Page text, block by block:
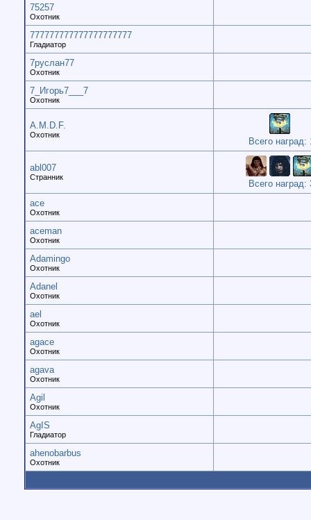
75257
Охотник
777777777777777777777
Гладиатор
7руслан77
Охотник
7_Игорь7___7
Охотник
A.M.D.F.
Охотник
Всего наград:
abl007
Странник
Всего наград:
ace
Охотник
aceman
Охотник
Adamingo
Охотник
Adanel
Охотник
ael
Охотник
agace
Охотник
agava
Охотник
Agil
Охотник
AgIS
Гладиатор
ahenobarbus
Охотник